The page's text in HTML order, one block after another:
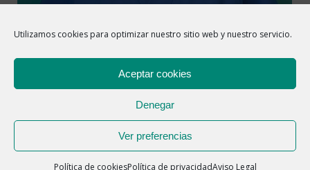
Utilizamos cookies para optimizar nuestro sitio web y nuestro servicio.
Aceptar cookies
Denegar
Ver preferencias
Política de cookiesPolítica de privacidadAviso Legal
1 2 →